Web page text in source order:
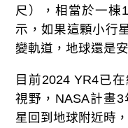
尺），相當於一棟
示，如果這顆小行
變軌道，地球還是
目前2024 YR4已
視野， NASA計畫3
星回到地球附近時